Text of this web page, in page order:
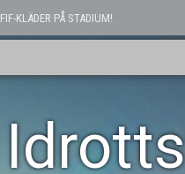
KLÄDER PÅ STADIUM!